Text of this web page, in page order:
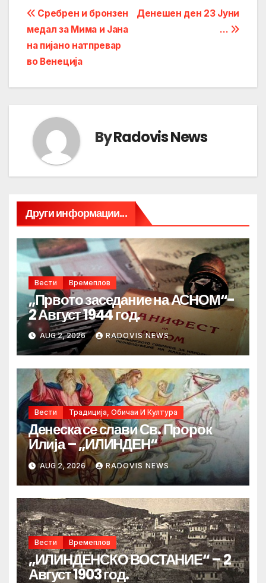
Post
navigation
Денешен ден 23 Јуни
…
Сребрен и бронзен
медал за Мима и Јана
на пијано натпревар
во Венеција
ByRadovis News
Други информации...
Вести Времеплов
„Првото заседание на АСНОМ“-
2 Август 1944 год.
AUG 2, 2026 RADOVIS NEWS
Вести Традиција, Обичаи И Култура
Денеска се слави Св. Пророк
Илија – „ИЛИНДЕН“
AUG 2, 2026 RADOVIS NEWS
Вести Времеплов
„ИЛИНДЕНСКО ВОСТАНИЕ“ – 2
Август 1903 год.